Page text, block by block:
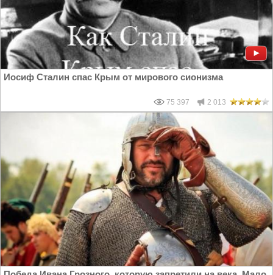
Иосиф Сталин спас Крым от мирового сионизма
75 397 2 013